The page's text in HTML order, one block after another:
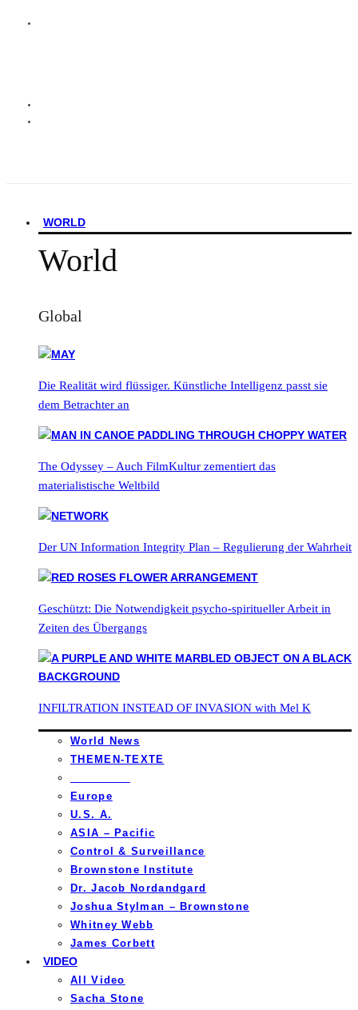
WORLD
World
Global
Die Realität wird flüssiger. Künstliche Intelligenz passt sie
dem Betrachter an
The Odyssey – Auch FilmKultur zementiert das
materialistische Weltbild
Der UN Information Integrity Plan – Regulierung der Wahrheit
Geschützt: Die Notwendigkeit psycho-spiritueller Arbeit in
Zeiten des Übergangs
INFILTRATION INSTEAD OF INVASION with Mel K
World News
THEMEN-TEXTE
Europe
U.S. A.
ASIA – Pacific
Control & Surveillance
Brownstone Institute
Dr. Jacob Nordandgard
Joshua Stylman – Brownstone
Whitney Webb
James Corbett
VIDEO
All Video
Sacha Stone